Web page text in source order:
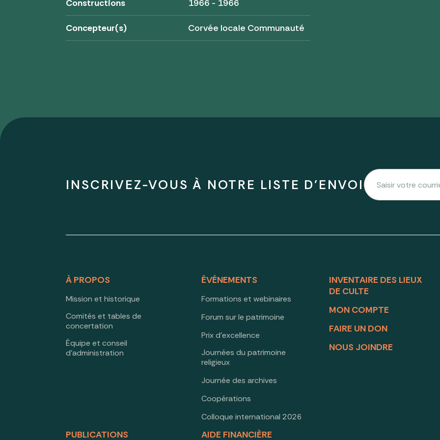
Constructions 1966 - 1966
Concepteur(s) Corvée locale Communauté
INSCRIVEZ-VOUS À NOTRE LISTE D'ENVOI
À PROPOS
Mission et historique
Comités et tables de
concertation
Équipe et conseil
d’administration
ÉVÉNEMENTS
Formations et webinaires
Forum sur le patrimoine
Prix d’excellence
Journées du patrimoine
religieux
Journée des archives
Coopérations
Colloque international 2026
PUBLICATIONS AIDE FINANCIÈRE
INVENTAIRE DES LIEUX
DE CULTE
MON COMPTE
FAIRE UN DON
NOUS JOINDRE